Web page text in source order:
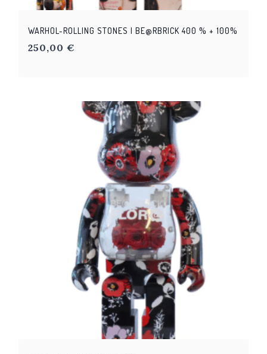
WARHOL-ROLLING STONES | BE@RBRICK 400 % + 100%
250,00 €